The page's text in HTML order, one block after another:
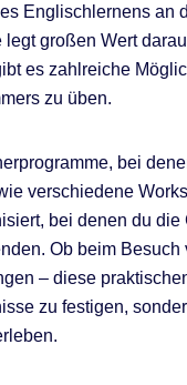
Englischlernens an
großen Wert
es zahlreiche
zu üben.
bei
verschiedene
bei denen du
Ob beim
– diese
zu festigen,